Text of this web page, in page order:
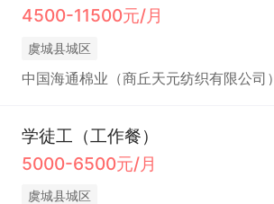
4500-11500元/月
虞城县城区
中国海通棉业（商丘天元纺织有限公司）
学徒工（工作餐）
5000-6500元/月
虞城县城区